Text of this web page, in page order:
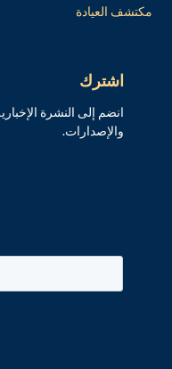
مكتشف العيادة
اشترك
انضم إلى النشرة
والإصدارات.